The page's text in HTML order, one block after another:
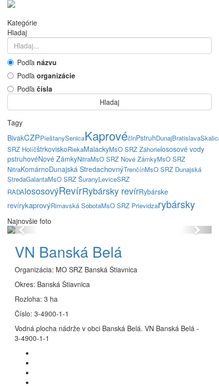
Kategórie
Hladaj
Podľa názvu
Podľa organizácie
Podľa čísla
Hladaj
Tagy
BivakCZPPieštanySenicaKaprovéčlnPstruhDunajBratislava
SRZ HolíčštrkoviskoRiekaMalackyMsO SRZ Záhorielososové vody
pstruhovéNové ZámkyNitraMsO SRZ Nové ZámkyMsO SRZ
NitraKomárnoDunajská StredachovnýTrenčínMsO SRZ Dunajská
StredaGalantaMsO SRZ ŠuranyLeviceSRZ
RADAlososovýRevírRybársky revírRybárske
revírykaprovýRimavská SobotaMsO SRZ Prievidzarybársky
Najnovšie foto
Previous Next
VN Banská Belá
Organizácia: MO SRZ Banská Štiavnica
Okres: Banská Štiavnica
Rozloha: 3 ha
Číslo: 3-4900-1-1
Vodná plocha nádrže v obci Banská Belá. VN Banská Belá -
3-4900-1-1